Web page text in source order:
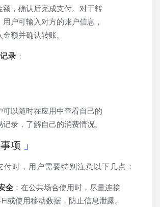
额，确认后完成支付。对于转
用户可输入对方的账户信息，
金额并确认转账。
录 ：
可以随时在应用中查看自己的
记录，了解自己的消费情况。
项
付时，用户需要特别注意以下几点：
全：在公共场合使用时，尽量连接
或使用移动数据，防止信息泄露。